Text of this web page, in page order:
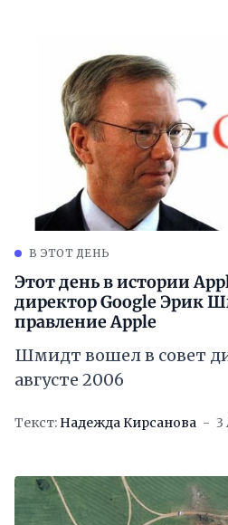
В ЭТОТ ДЕНЬ
Этот день в истории
директор Google Эрик
правление Apple
Шмидт вошел в совет
августе 2006
Текст: Надежда Кирсанова 3